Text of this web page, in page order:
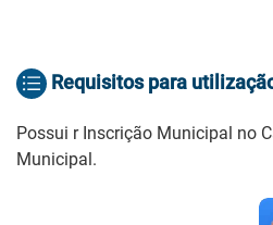
Requisitos para
Possui r Inscrição Municipal no
Municipal.